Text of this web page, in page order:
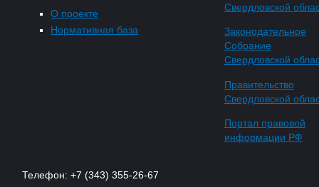
О проекте
Нормативная база
Свердловской
Законодательное
Собрание
Свердловской
Правительство
Свердловской
Портал правовой
информации РФ
Телефон: +7 (343) 355-26-67